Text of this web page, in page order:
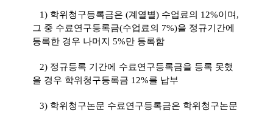
1) 학위청구등록금은 (계열별) 수업료의 12%이며,
그 중 수료연구등록금(수업료의 7%)을 정규기간에
등록한 경우 나머지 5%만 등록함
2) 정규등록 기간에 수료연구등록금을 등록 못했
을 경우 학위청구등록금 12%를 납부
3) 학위청구논문 수료연구등록금은 학위청구논문